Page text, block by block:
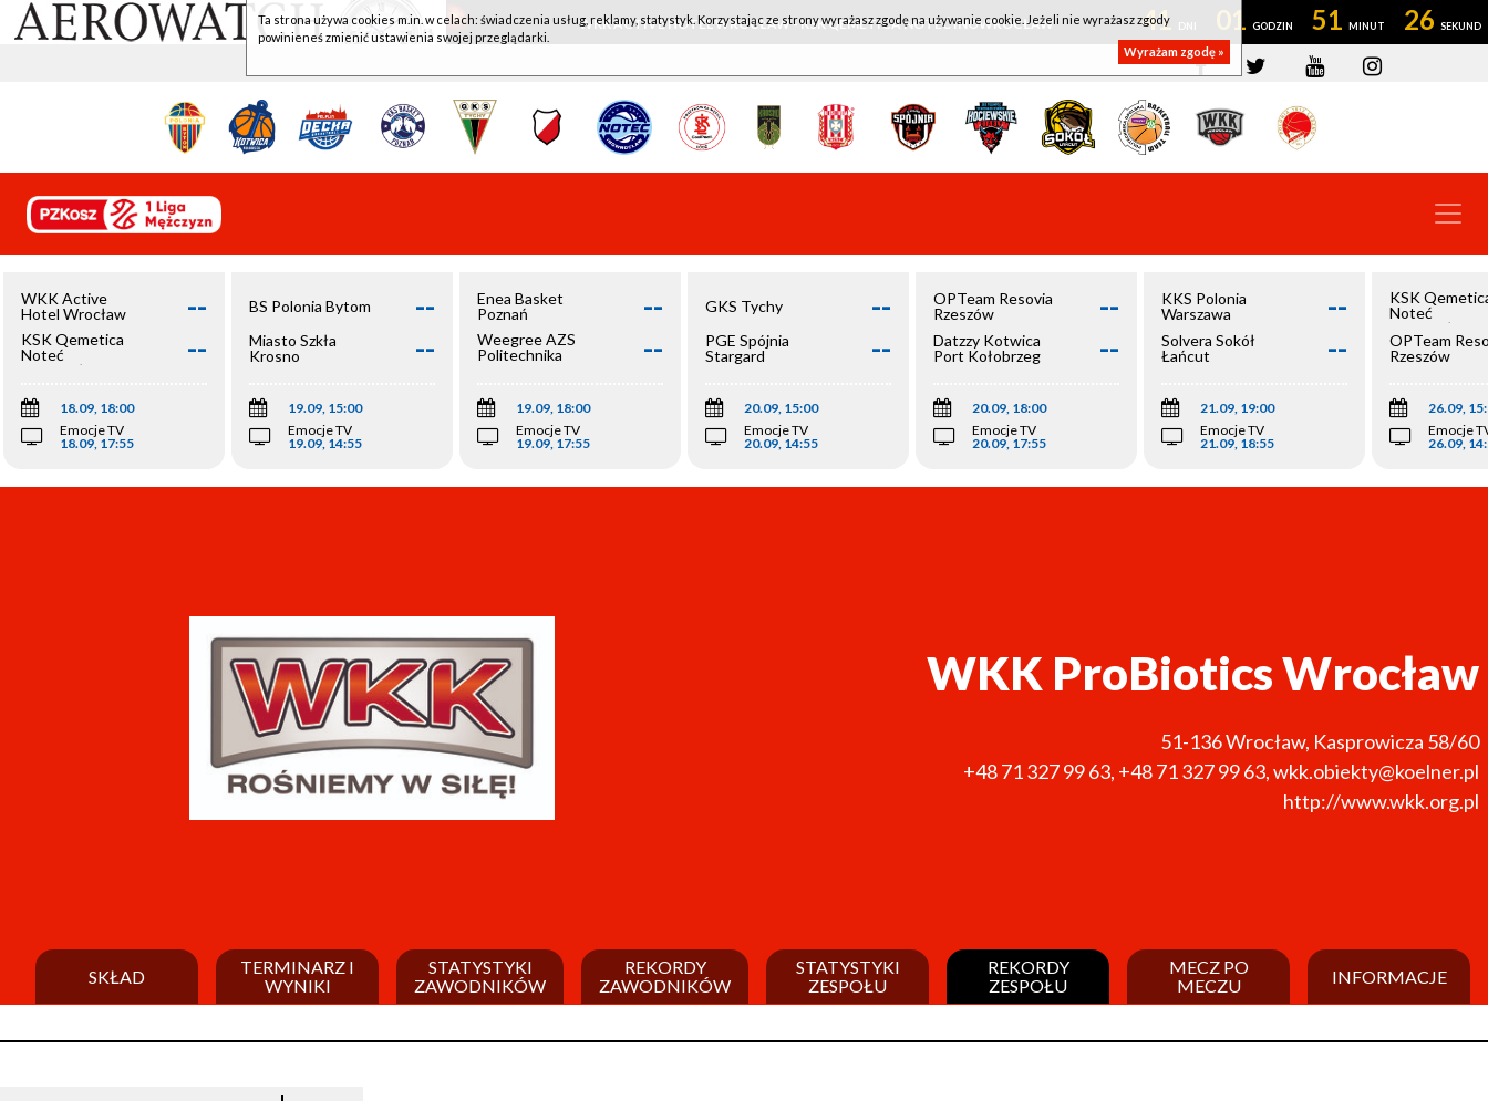
WKK ACTIVE HOTEL WROCŁAW - KSK QEMETICA NOTEĆ INOWROCŁAW 41 01 51 26
WKK Active
Hotel Wrocław
--
KSK Qemetica
Noteć
Inowrocław
--
18.09, 18:00
Emocje TV
18.09, 17:55
BS Polonia Bytom --
Miasto Szkła
Krosno
--
19.09, 15:00
Emocje TV
19.09, 14:55
Enea Basket
Poznań
--
Weegree AZS
Politechnika
--
19.09, 18:00
Emocje TV
19.09, 17:55
GKS Tychy --
PGE Spójnia
Stargard
--
20.09, 15:00
Emocje TV
20.09, 14:55
OPTeam Resovia
Rzeszów
--
Datzzy Kotwica
Port Kołobrzeg
--
20.09, 18:00
Emocje TV
20.09, 17:55
KKS Polonia
Warszawa
--
Solvera Sokół
Łańcut
--
21.09, 19:00
Emocje TV
21.09, 18:55
KSK
Noteć
Inowrocław
OPTeam
Rzeszów
26.09,
Emocje
26.09,
WKK ProBiotics Wrocław
51-136Wrocław, Kasprowicza 58/60
+48 71 327 99 63, +48 71 327 99 63,wkk.obiekty@koelner.pl
http://www.wkk.org.pl
SKŁAD
TERMINARZ I
WYNIKI
STATYSTYKI
ZAWODNIKÓW
REKORDY
ZAWODNIKÓW
STATYSTYKI
ZESPOŁU
REKORDY
ZESPOŁU
MECZ PO
MECZU
INFORMACJE
Ta strona używa cookies m.in. w celach: świadczenia usług, reklamy, statystyk. Korzystając ze strony wyrażasz zgodę na używanie cookie. Jeżeli nie wyrażasz zgody
powinieneś zmienić ustawienia swojej przeglądarki.
Wyrażam zgodę »